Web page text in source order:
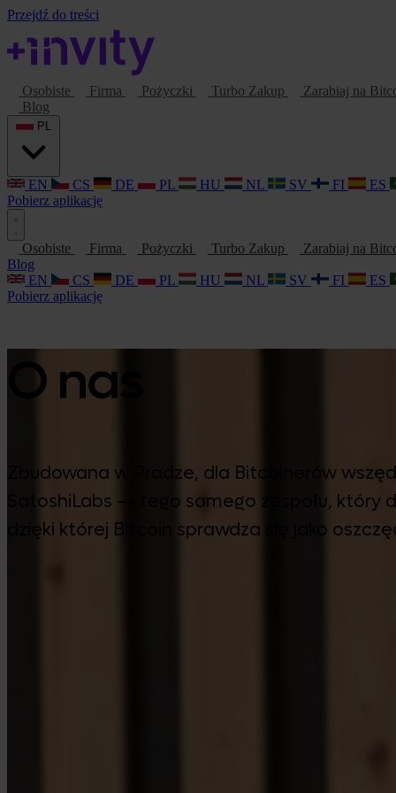
Przejdź do treści
Osobiste Firma Pożyczki Turbo Zakup Zarabiaj na
Blog
EN CS DE PL HU NL SV FI ES
Pobierz aplikację
Osobiste Firma Pożyczki Turbo Zakup Zarabiaj na
Blog
EN
CS DE PL HU NL SV FI ES
Pobierz aplikację
O nas
Zbudowana w Pradze, dla Bitcoinerów
SatoshiLabs — tego samego zespołu, który
dzięki której Bitcoin sprawdza się jako